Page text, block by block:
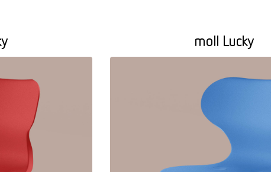
moll Lucky